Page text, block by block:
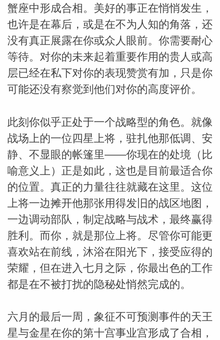
网_苏珊
米勒
蟹座中形成合相。美好的事正在悄悄发生，
也许是在幕后，或是在不为人知的角落，还
没有真正展露在你或众人眼前。你需要耐心
等待。对你的未来起着重要作用的贵人或高
层已经在私下对你的表现赞赏有加，只是你
可能还没有察觉到他们对你的高度评价。
此刻你似乎正处于一个战略型的角色。就像
战场上的一位四星上将，驻扎他那低调、安
静、不显眼的帐篷里——你现在的处境（比
喻意义上）正是如此，这也是目前最适合你
的位置。真正的力量往往就藏在这里。这位
上将一边摊开他那张用得发旧的战区地图，
一边调动部队，制定战略与战术，最终赢得
胜利。而你，就是那位上将。尽管你可能更
喜欢站在前线，沐浴在阳光下，接受应得的
荣耀，但在进入七月之际，你最出色的工作
都是在不被打扰的隐秘处悄然完成的。
六月的最后一周，象征不可预测事件的天王
星与金星在你的第十宫事业宫形成了合相，